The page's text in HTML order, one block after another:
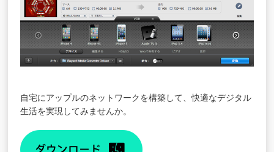
自宅にアップルのネットワークを構築して、快適なデジタル
生活を実現してみませんか。